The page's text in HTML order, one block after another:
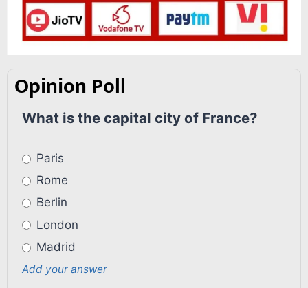
Opinion Poll
What is the capital city of France?
Paris
Rome
Berlin
London
Madrid
Add your answer